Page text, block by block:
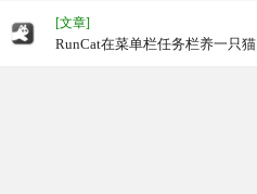
[文章]
RunCat在菜单栏任务栏养一只猫